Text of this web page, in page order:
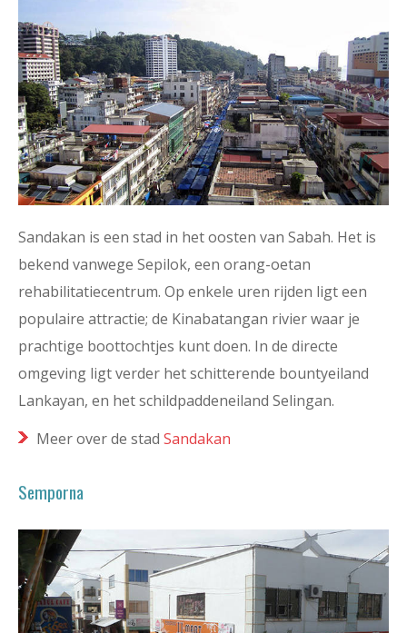
Sandakan is een stad in het oosten van Sabah. Het is
bekend vanwege Sepilok, een orang-oetan
rehabilitatiecentrum. Op enkele uren rijden ligt een
populaire attractie; de Kinabatangan rivier waar je
prachtige boottochtjes kunt doen. In de directe
omgeving ligt verder het schitterende bountyeiland
Lankayan, en het schildpaddeneiland Selingan.
Meer over de stad Sandakan
Semporna